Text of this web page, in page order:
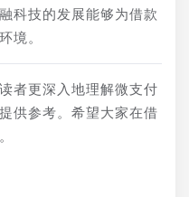
科技的发展能够为借款
境。
者更深入地理解微支付
供参考。希望大家在借